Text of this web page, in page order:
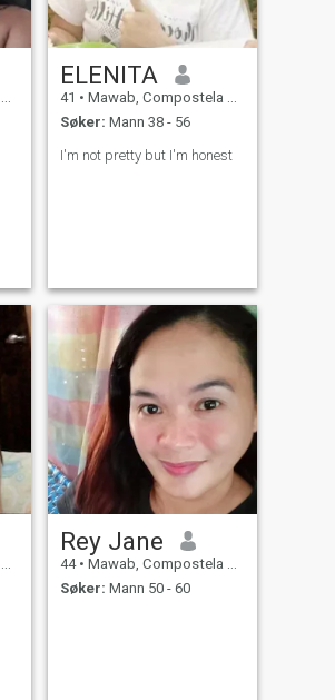
ELENITA
41 • Mawab, Compostela Valley, Filippinene
Søker: Mann 38 - 56
I'm not pretty but I'm honest
Rey Jane
44 • Mawab, Compostela Valley, Filippinene
Søker: Mann 50 - 60